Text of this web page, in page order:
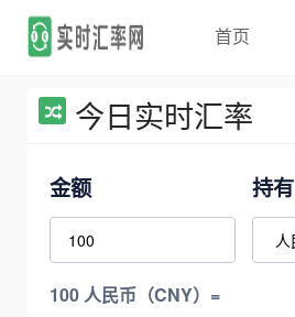
首页
今日实时汇率
金额 持有
100 人民币（CNY）=